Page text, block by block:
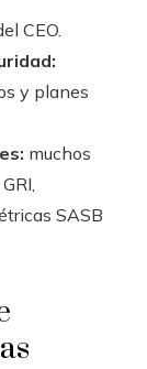
CEO.
y planes
muchos
SASB